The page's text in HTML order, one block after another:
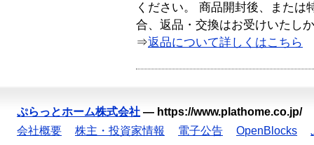
ください。 商品開封後、または
合、返品・交換はお受けいたし
⇒返品について詳しくはこちら
ぷらっとホーム株式会社 — https://www.plathome.co.jp/
会社概要
株主・投資家情報 電子公告 OpenBlocks